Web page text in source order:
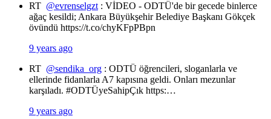
RT @evrenselgzt : VİDEO - ODTÜ'de bir gecede binlerce
ağaç kesildi; Ankara Büyükşehir Belediye Başkanı Gökçek
övündü https://t.co/chyKFpPBpn
9 years ago
RT @sendika_org : ODTÜ öğrencileri, sloganlarla ve
ellerinde fidanlarla A7 kapısına geldi. Onları mezunlar
karşıladı. #ODTÜyeSahipÇık https:…
9 years ago